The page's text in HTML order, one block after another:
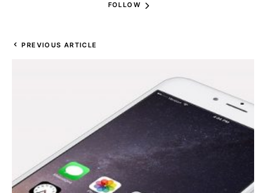
FOLLOW
PREVIOUS ARTICLE